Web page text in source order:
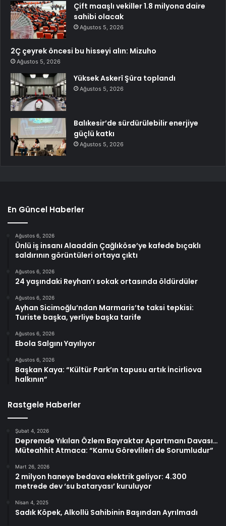
Çift maaşlı vekiller 1.8 milyona daire
sahibi olacak
Ağustos 5, 2026
2Ç çeyrek öncesi bu hisseyi alın: Mizuho
Ağustos 5, 2026
Yüksek Askerî Şûra toplandı
Ağustos 5, 2026
Balıkesir’de sürdürülebilir enerjiye
güçlü katkı
Ağustos 5, 2026
En Güncel Haberler
Ağustos 6, 2026
Ünlü iş insanı Alaaddin Çağlıköse’ye kafede bıçaklı
saldırının görüntüleri ortaya çıktı
Ağustos 6, 2026
24 yaşındaki Reyhan’ı sokak ortasında öldürdüler
Ağustos 6, 2026
Ayhan Sicimoğlu’ndan Marmaris’te taksi tepkisi:
Turiste başka, yerliye başka tarife
Ağustos 6, 2026
Ebola Salgını Yayılıyor
Ağustos 6, 2026
Başkan Kaya: “Kültür Park’ın tapusu artık İncirliova
halkının”
Rastgele Haberler
Şubat 4, 2026
Depremde Yıkılan Özlem Bayraktar Apartmanı Davası…
Müteahhit Atmaca: “Kamu Görevlileri de Sorumludur”
Mart 26, 2026
2 milyon haneye bedava elektrik geliyor: 4.300
metrede dev ‘su bataryası’ kuruluyor
Nisan 4, 2025
Sadık Köpek, Alkollü Sahibinin Başından Ayrılmadı